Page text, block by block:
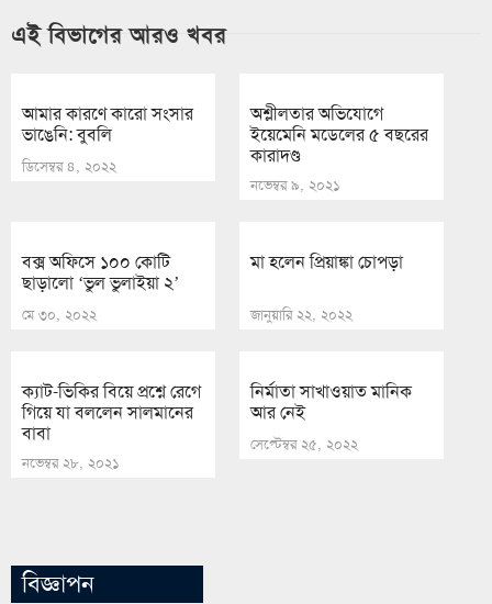
এই বিভাগের আরও খবর
আমার কারণে কারো সংসার
ভাঙেনি: বুবলি
ডিসেম্বর ৪, ২০২২
অশ্লীলতার অভিযোগে
ইয়েমেনি মডেলের ৫ বছরের
কারাদণ্ড
নভেম্বর ৯, ২০২১
বক্স অফিসে ১০০ কোটি
ছাড়ালো ‘ভুল ভুলাইয়া ২’
মে ৩০, ২০২২
মা হলেন প্রিয়াঙ্কা চোপড়া
জানুয়ারি ২২, ২০২২
ক্যাট-ভিকির বিয়ে প্রশ্নে রেগে
গিয়ে যা বললেন সালমানের
বাবা
নভেম্বর ২৮, ২০২১
নির্মাতা সাখাওয়াত মানিক
আর নেই
সেপ্টেম্বর ২৫, ২০২২
বিজ্ঞাপন